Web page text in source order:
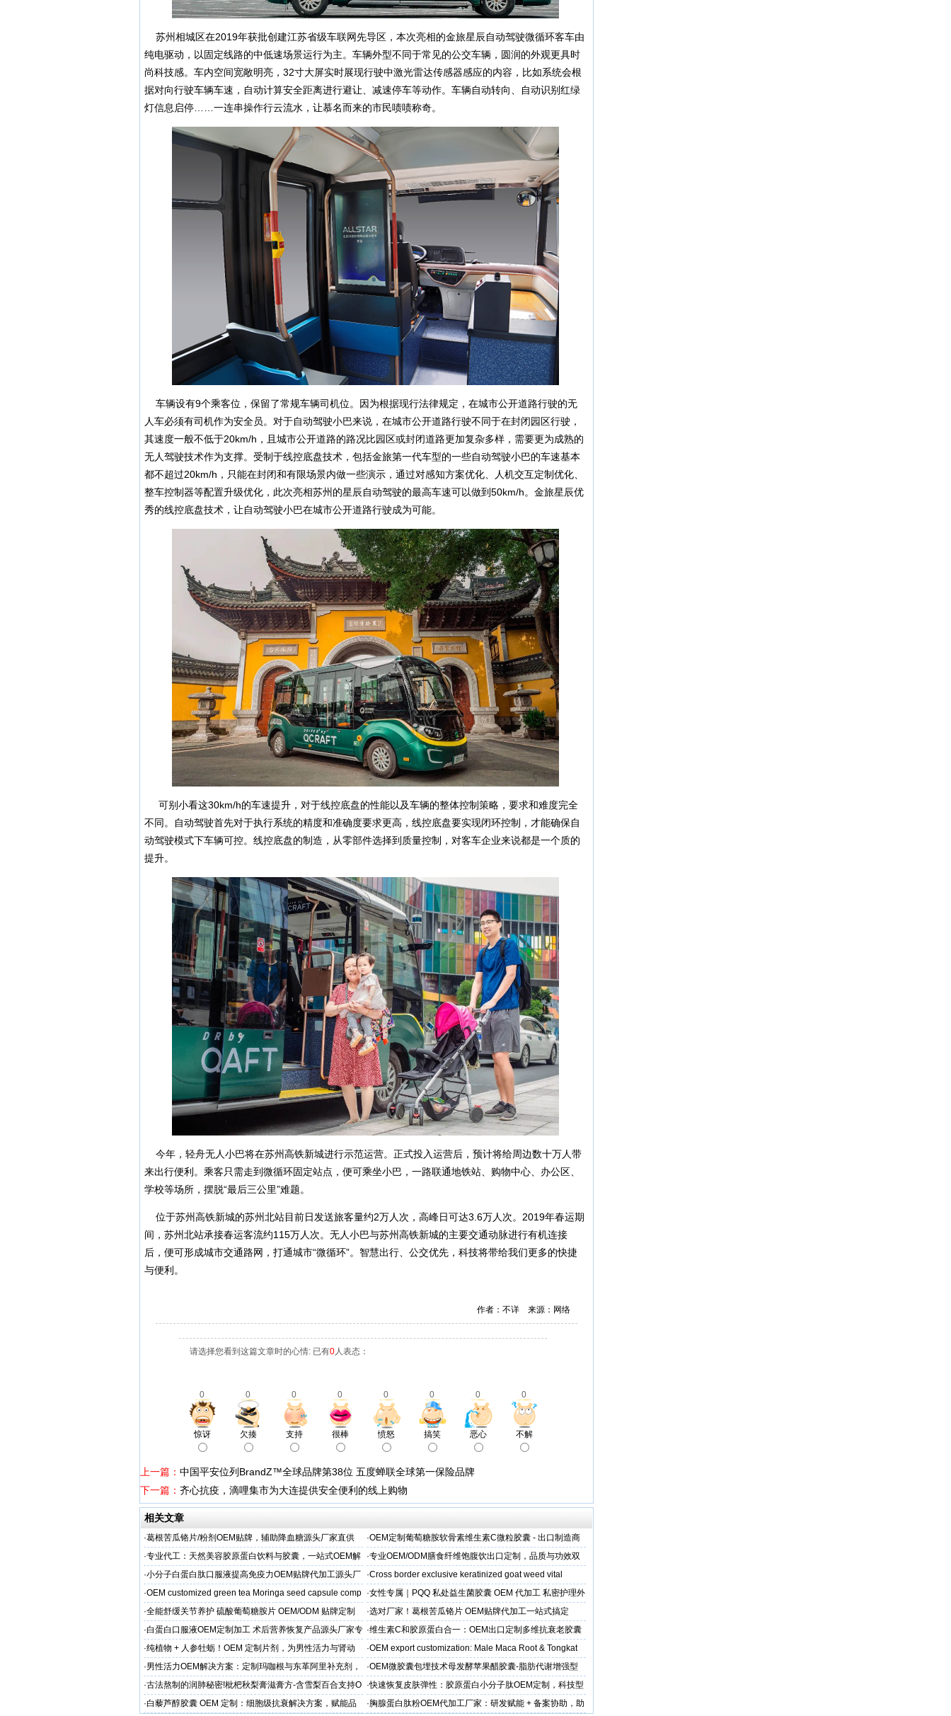
苏州相城区在2019年获批创建江苏省级车联网先导区，本次亮相的金旅星辰自动驾驶微循环客车由
纯电驱动，以固定线路的中低速场景运行为主。车辆外型不同于常见的公交车辆，圆润的外观更具时
尚科技感。车内空间宽敞明亮，32寸大屏实时展现行驶中激光雷达传感器感应的内容，比如系统会根
据对向行驶车辆车速，自动计算安全距离进行避让、减速停车等动作。车辆自动转向、自动识别红绿
灯信息启停……一连串操作行云流水，让慕名而来的市民啧啧称奇。
车辆设有9个乘客位，保留了常规车辆司机位。因为根据现行法律规定，在城市公开道路行驶的无
人车必须有司机作为安全员。对于自动驾驶小巴来说，在城市公开道路行驶不同于在封闭园区行驶，
其速度一般不低于20km/h，且城市公开道路的路况比园区或封闭道路更加复杂多样，需要更为成熟的
无人驾驶技术作为支撑。受制于线控底盘技术，包括金旅第一代车型的一些自动驾驶小巴的车速基本
都不超过20km/h，只能在封闭和有限场景内做一些演示，通过对感知方案优化、人机交互定制优化、
整车控制器等配置升级优化，此次亮相苏州的星辰自动驾驶的最高车速可以做到50km/h。金旅星辰优
秀的线控底盘技术，让自动驾驶小巴在城市公开道路行驶成为可能。
可别小看这30km/h的车速提升，对于线控底盘的性能以及车辆的整体控制策略，要求和难度完全
不同。自动驾驶首先对于执行系统的精度和准确度要求更高，线控底盘要实现闭环控制，才能确保自
动驾驶模式下车辆可控。线控底盘的制造，从零部件选择到质量控制，对客车企业来说都是一个质的
提升。
今年，轻舟无人小巴将在苏州高铁新城进行示范运营。正式投入运营后，预计将给周边数十万人带
来出行便利。乘客只需走到微循环固定站点，便可乘坐小巴，一路联通地铁站、购物中心、办公区、
学校等场所，摆脱“最后三公里”难题。
位于苏州高铁新城的苏州北站目前日发送旅客量约2万人次，高峰日可达3.6万人次。2019年春运期
间，苏州北站承接春运客流约115万人次。无人小巴与苏州高铁新城的主要交通动脉进行有机连接
后，便可形成城市交通路网，打通城市“微循环”。智慧出行、公交优先，科技将带给我们更多的快捷
与便利。
作者：不详 来源：网络
请选择您看到这篇文章时的心情: 已有0人表态：
0 0 0 0 0 0 0 0
惊讶 欠揍 支持 很棒 愤怒 搞笑 恶心 不解
上一篇： 中国平安位列BrandZ™全球品牌第38位 五度蝉联全球第一保险品牌
下一篇： 齐心抗疫，滴哩集市为大连提供安全便利的线上购物
相关文章
·葛根苦瓜铬片/粉剂OEM贴牌，辅助降血糖源头厂家直供 ·OEM定制葡萄糖胺软骨素维生素C微粒胶囊 - 出口制造商
·专业代工：天然美容胶原蛋白饮料与胶囊，一站式OEM解
决方案，助力外贸客户全球市场
·专业OEM/ODM膳食纤维饱腹饮出口定制，品质与功效双
保障
·小分子白蛋白肽口服液提高免疫力OEM贴牌代加工源头厂
家直供
·Cross border exclusive keratinized goat weed vital
·OEM customized green tea Moringa seed capsule comp ·女性专属｜PQQ 私处益生菌胶囊 OEM 代加工 私密护理外
贸专供
·全能舒缓关节养护 硫酸葡萄糖胺片 OEM/ODM 贴牌定制
按需定制
·选对厂家！葛根苦瓜铬片 OEM贴牌代加工一站式搞定
·白蛋白口服液OEM定制加工 术后营养恢复产品源头厂家专
属服务
·维生素C和胶原蛋白合一：OEM出口定制多维抗衰老胶囊
·纯植物 + 人参牡蛎！OEM 定制片剂，为男性活力与肾动
力保驾护航
·OEM export customization: Male Maca Root & Tongkat
·男性活力OEM解决方案：定制玛咖根与东革阿里补充剂，
出口市场专属
·OEM微胶囊包埋技术母发酵苹果醋胶囊-脂肪代谢增强型
代工定制
·古法熬制的润肺秘密!枇杷秋梨膏滋膏方-含雪梨百合支持O
EM加工
·快速恢复皮肤弹性：胶原蛋白小分子肽OEM定制，科技型
美肌补充剂专业代工厂家
·白藜芦醇胶囊 OEM 定制：细胞级抗衰解决方案，赋能品 · 胸腺蛋白肽粉OEM代加工厂家：研发赋能 + 备案协助，助